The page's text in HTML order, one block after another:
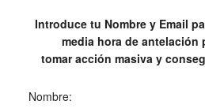
Introduce tu Nombre y Email
media hora de antelación
tomar acción masiva y
Nombre: